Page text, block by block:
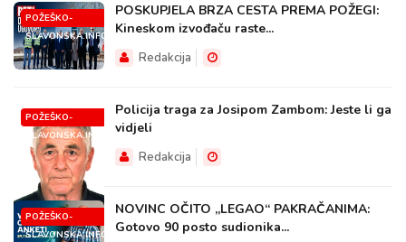
POŽEŠKO-
SLAVONSKA.INFO
POSKUPJELA BRZA CESTA PREMA POŽEGI:
Kineskom izvođaču raste...
Redakcija
POŽEŠKO-
SLAVONSKA.INFO
Policija traga za Josipom Zambom: Jeste li ga
vidjeli
Redakcija
POŽEŠKO-
SLAVONSKA.INFO
NOVINC OČITO „LEGAO“ PAKRAČANIMA:
Gotovo 90 posto sudionika...